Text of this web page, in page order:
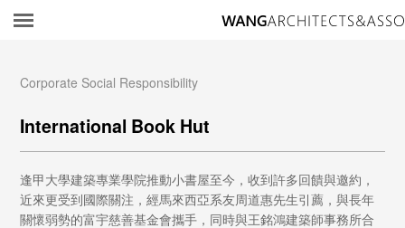
師事務所
Corporate Social Responsibility
International Book Hut
逢甲大學建築專業學院推動小書屋至今，收到許多回饋與邀約，
近來更受到國際關注，經馬來西亞系友周道惠先生引薦，與長年
關懷弱勢的富宇慈善基金會攜手，同時與王銘鴻建築師事務所合